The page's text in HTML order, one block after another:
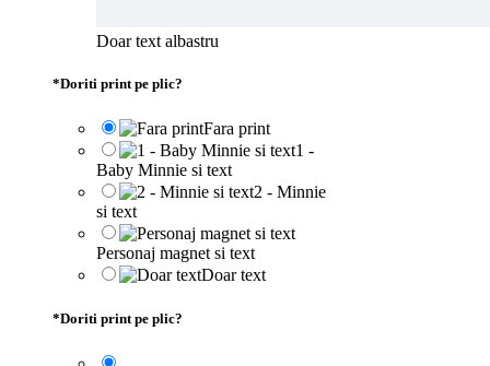
Doar text albastru
*Doriti print pe plic?
Fara print
1 -
Baby Minnie si text
2 - Minnie
si text
Personaj magnet si text
Doar text
*Doriti print pe plic?